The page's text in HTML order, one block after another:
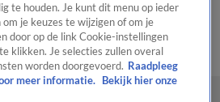
De OranjezomerShopUitzending
te houden. Je kunt dit menu op ieder
je keuzes te wijzigen of om je
door op de link Cookie-instellingen
klikken. Je selecties zullen overal
worden doorgevoerd. Raadpleeg
meer informatie.
Bekijk hier onze